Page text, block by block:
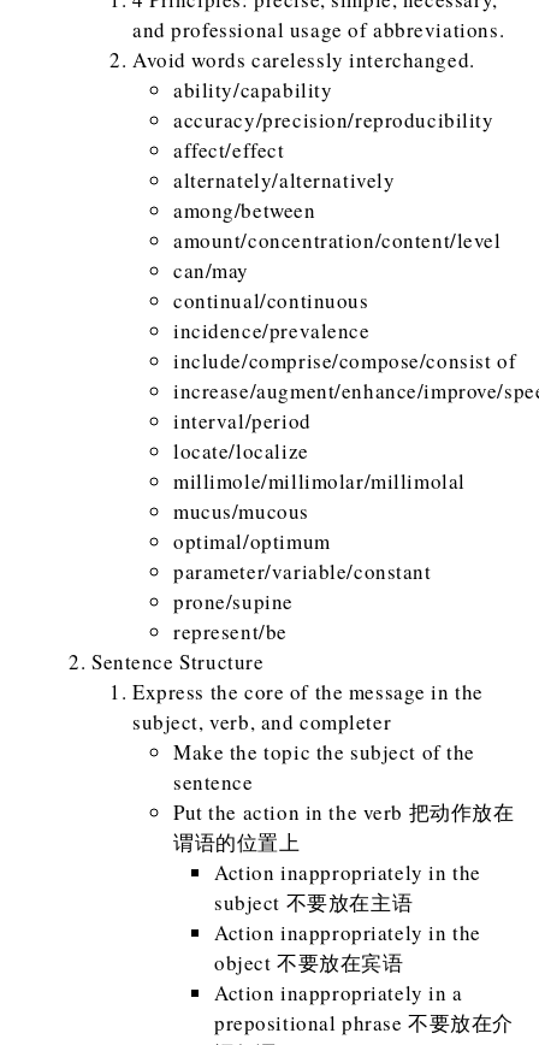
and professional usage of abbreviations.
Avoid words carelessly interchanged.
ability/capability
accuracy/precision/reproducibility
affect/effect
alternately/alternatively
among/between
amount/concentration/content/level
can/may
continual/continuous
incidence/prevalence
include/comprise/compose/consist of
increase/augment/enhance/improve/
interval/period
locate/localize
millimole/millimolar/millimolal
mucus/mucous
optimal/optimum
parameter/variable/constant
prone/supine
represent/be
Sentence Structure
Express the core of the message in the
subject, verb, and completer
Make the topic the subject of the
sentence
Put the action in the verb 把动作放在
谓语的位置上
Action inappropriately in the
subject 不要放在主语
Action inappropriately in the
object 不要放在宾语
Action inappropriately in a
prepositional phrase 不要放在介